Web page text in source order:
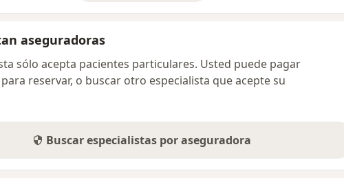
aseguradoras
sólo acepta pacientes particulares. Usted puede pagar
reservar, o buscar otro especialista que acepte su
Buscar especialistas por aseguradora